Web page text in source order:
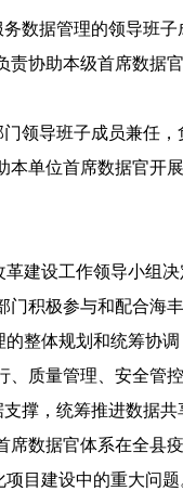
据管理的领导班
协助本级首席数据
导班子成员兼任
单位首席数据官开
建设工作领导小组
积极参与和配合海
整体规划和统筹协
质量管理、安全管
撑，统筹推进数据
数据官体系在全县
目建设中的重大问